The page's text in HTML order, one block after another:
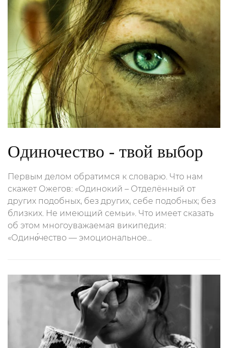
Одиночество - твой выбор
Первым делом обратимся к словарю. Что нам
скажет Ожегов: «Одинокий – Отделённый от
других подобных, без других, себе подобных; без
близких. Не имеющий семьи». Что имеет сказать
об этом многоуважаемая википедия:
«Одино́чество — эмоциональное...